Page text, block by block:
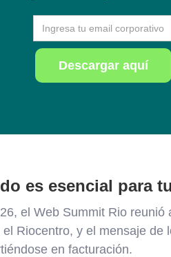
Descargar aquí
es esencial para
el Web Summit Rio
Riocentro, y el mensaje de
en facturación.